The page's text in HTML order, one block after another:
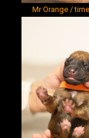
Mr Orange /